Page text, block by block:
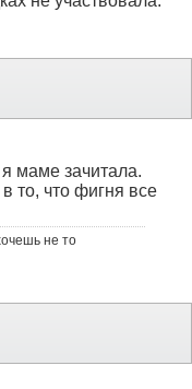
маме зачитала.
то, что фигня все
не то